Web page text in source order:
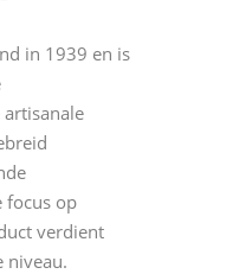
in 1939 en is
focus op
verdient
niveau.